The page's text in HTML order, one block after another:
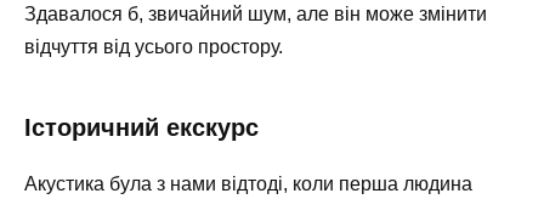
Здавалося б, звичайний шум, але він може змінити
відчуття від усього простору.
Історичний екскурс
Акустика була з нами відтоді, коли перша людина